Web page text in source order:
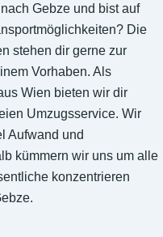
Gebze und bist auf
Die
stehen dir gerne zur
Vorhaben. Als
Wien bieten wir dir
Umzugsservice. Wir
Aufwand und
kümmern wir uns um alle
konzentrieren